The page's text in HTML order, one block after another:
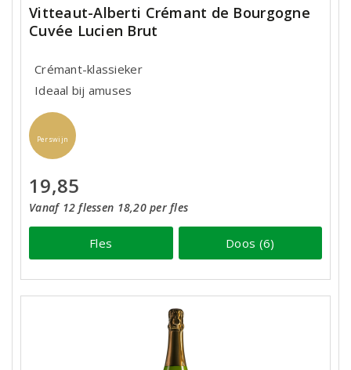
Vitteaut-Alberti Crémant de Bourgogne
Cuvée Lucien Brut
Crémant-klassieker
Ideaal bij amuses
Perswijn
19,85
Vanaf 12 flessen 18,20 per fles
Fles Doos (6)